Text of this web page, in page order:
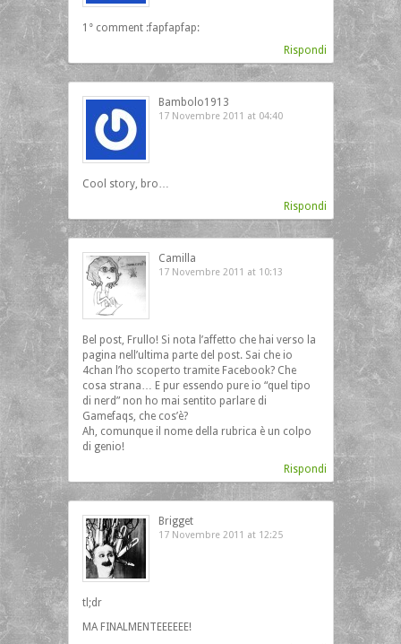
1° comment :fapfapfap:
Rispondi
Bambolo1913
17 Novembre 2011 at 04:40
Cool story, bro…
Rispondi
Camilla
17 Novembre 2011 at 10:13
Bel post, Frullo! Si nota l’affetto che hai verso la
pagina nell’ultima parte del post. Sai che io
4chan l’ho scoperto tramite Facebook? Che
cosa strana… E pur essendo pure io “quel tipo
di nerd” non ho mai sentito parlare di
Gamefaqs, che cos’è?
Ah, comunque il nome della rubrica è un colpo
di genio!
Rispondi
Brigget
17 Novembre 2011 at 12:25
tl;dr
MA FINALMENTEEEEEE!